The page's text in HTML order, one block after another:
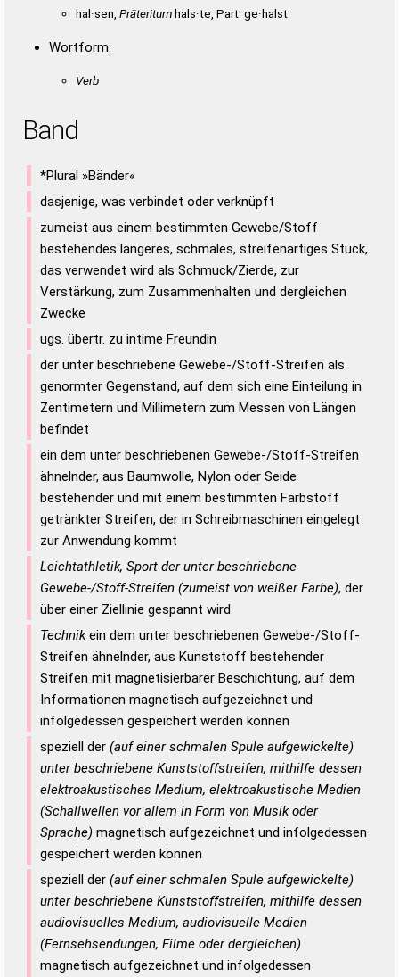
hal·sen, Präteritumhals·te, Part. ge·halst
Wortform:
Verb
Band
*Plural »Bänder«
dasjenige, was verbindet oder verknüpft
zumeist aus einem bestimmten Gewebe/Stoff
bestehendes längeres, schmales, streifenartiges Stück,
das verwendet wird als Schmuck/Zierde, zur
Verstärkung, zum Zusammenhalten und dergleichen
Zwecke
ugs. übertr. zu intime Freundin
der unter beschriebene Gewebe-/Stoff-Streifen als
genormter Gegenstand, auf dem sich eine Einteilung in
Zentimetern und Millimetern zum Messen von Längen
befindet
ein dem unter beschriebenen Gewebe-/Stoff-Streifen
ähnelnder, aus Baumwolle, Nylon oder Seide
bestehender und mit einem bestimmten Farbstoff
getränkter Streifen, der in Schreibmaschinen eingelegt
zur Anwendung kommt
Leichtathletik, Sport der unter beschriebene
Gewebe-/Stoff-Streifen (zumeist von weißer Farbe), der
über einer Ziellinie gespannt wird
Technikein dem unter beschriebenen Gewebe-/Stoff-
Streifen ähnelnder, aus Kunststoff bestehender
Streifen mit magnetisierbarer Beschichtung, auf dem
Informationen magnetisch aufgezeichnet und
infolgedessen gespeichert werden können
speziell der (auf einer schmalen Spule aufgewickelte)
unter beschriebene Kunststoffstreifen, mithilfe dessen
elektroakustisches Medium, elektroakustische Medien
(Schallwellen vor allem in Form von Musik oder
Sprache) magnetisch aufgezeichnet und infolgedessen
gespeichert werden können
speziell der (auf einer schmalen Spule aufgewickelte)
unter beschriebene Kunststoffstreifen, mithilfe dessen
audiovisuelles Medium, audiovisuelle Medien
(Fernsehsendungen, Filme oder dergleichen)
magnetisch aufgezeichnet und infolgedessen